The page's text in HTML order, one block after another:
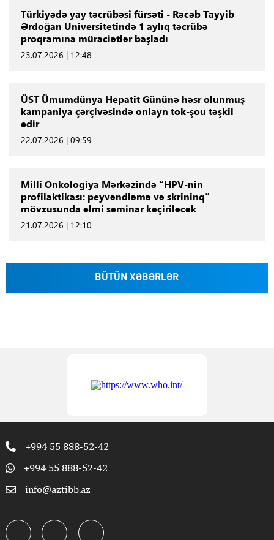
Türkiyədə yay təcrübəsi fürsəti - Rəcəb Tayyib
Ərdoğan Universitetində 1 aylıq təcrübə
proqramına müraciətlər başladı
23.07.2026 | 12:48
ÜST Ümumdünya Hepatit Gününə həsr olunmuş
kampaniya çərçivəsində onlayn tok-şou təşkil
edir
22.07.2026 | 09:59
Milli Onkologiya Mərkəzində “HPV-nin
profilaktikası: peyvəndləmə və skrininq”
mövzusunda elmi seminar keçiriləcək
21.07.2026 | 12:10
BÜTÜN XƏBƏRLƏR
+994 55 888-52-42
+994 55 888-52-42
info@aztibb.az